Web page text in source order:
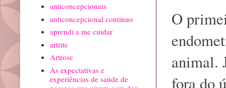
O
animal.
fora do
anticoncepcionais
anticoncepcional contínuo
aprendi a me cuidar
artrite
Artrose
As expectativas e
experiências de saúde de